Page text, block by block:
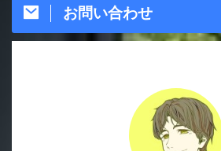
お問い合わせ